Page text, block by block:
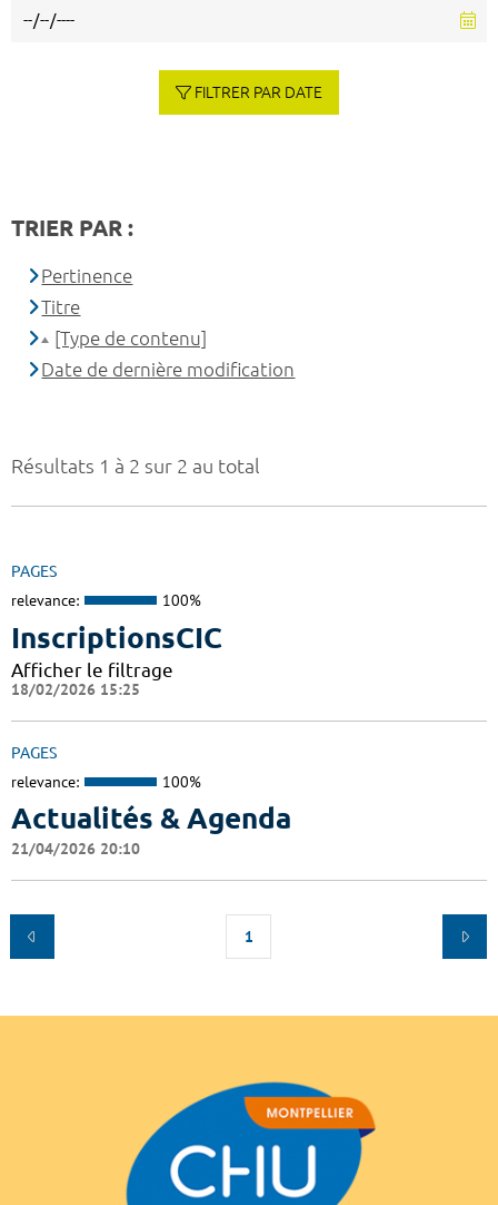
Résultats 1 à 2 sur 2 au total
PAGES
relevance: 100%
InscriptionsCIC
Afficher le filtrage
18/02/2026 15:25
PAGES
relevance: 100%
Actualités & Agenda
21/04/2026 20:10
1
FILTRER PAR DATE
TRIER PAR :
Pertinence
Titre
[Type de contenu]
Date de dernière modification